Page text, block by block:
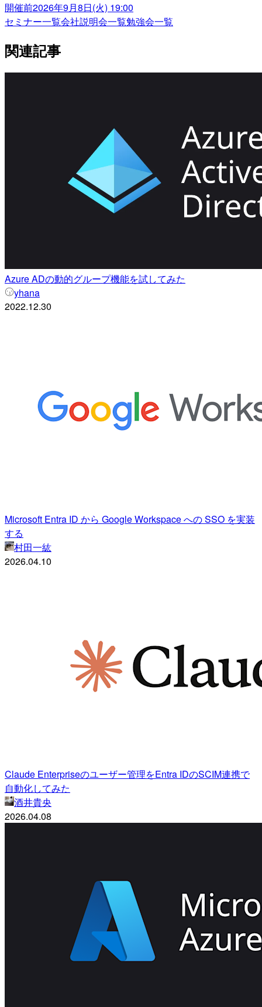
開催前2026年9月8日(火) 19:00
セミナー一覧会社説明会一覧勉強会一覧
関連記事
Azure ADの動的グループ機能を試してみた
yhana
2022.12.30
Microsoft Entra ID から Google Workspace への SSO を実装
する
村田一紘
2026.04.10
Claude Enterpriseのユーザー管理をEntra IDのSCIM連携で
自動化してみた
酒井貴央
2026.04.08